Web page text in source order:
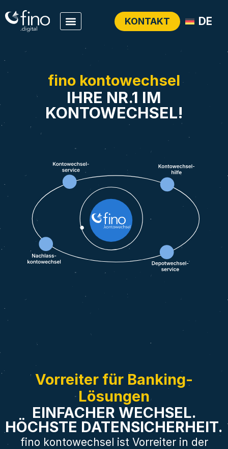
KONTAKT DE
fino kontowechsel
IHRE NR.1 IM
KONTOWECHSEL!
Vorreiter für Banking-
Lösungen
EINFACHER WECHSEL.
HÖCHSTE DATENSICHERHEIT.
fino kontowechsel ist Vorreiter in der